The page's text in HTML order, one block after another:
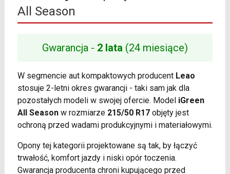
All Season
Gwarancja - 2 lata (24 miesiące)
W segmencie aut kompaktowych producent Leao
stosuje 2-letni okres gwarancji - taki sam jak dla
pozostałych modeli w swojej ofercie. Model iGreen
All Seasonw rozmiarze 215/50 R17objęty jest
ochroną przed wadami produkcyjnymi i materiałowymi.
Opony tej kategorii projektowane są tak, by łączyć
trwałość, komfort jazdy i niski opór toczenia.
Gwarancja producenta chroni kupującego przed